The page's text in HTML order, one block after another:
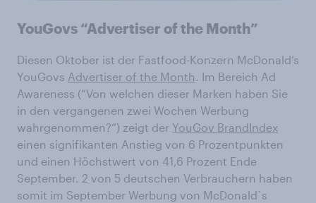
YouGovs “Advertiser of the Month”
Diesen Oktober ist der Fastfood-Konzern McDonald‘s
YouGovs Advertiser of the Month. Im Bereich Ad
Awareness (“Von welchen dieser Marken haben Sie
in den vergangenen zwei Wochen Werbung
wahrgenommen?“) zeigt der YouGov BrandIndex
einen signifikanten Anstieg von 6 Prozentpunkten
und einen Höchstwert von 41,6 Prozent Ende
September. 2 von 5 deutschen Verbrauchern haben
somit im September Werbung von McDonald`s